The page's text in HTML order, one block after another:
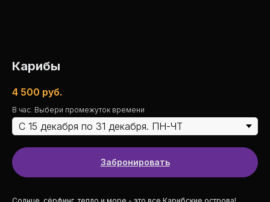
Карибы
4 500 руб.
В час. Выбери промежуток времени
Забронировать